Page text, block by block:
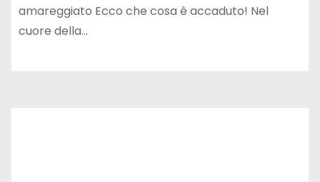
amareggiato Ecco che cosa è accaduto! Nel
cuore della…